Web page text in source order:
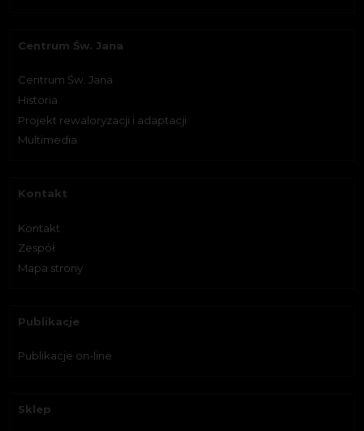
Centrum Św. Jana
Centrum Św. Jana
Historia
Projekt rewaloryzacji i adaptacji
Multimedia
Kontakt
Kontakt
Zespół
Mapa strony
Publikacje
Publikacje on-line
Sklep